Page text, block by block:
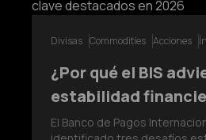
Divisas Commodities Acciones
¿Por qué el BIS
estabilidad
Comprenda los
El Banco de Pagos